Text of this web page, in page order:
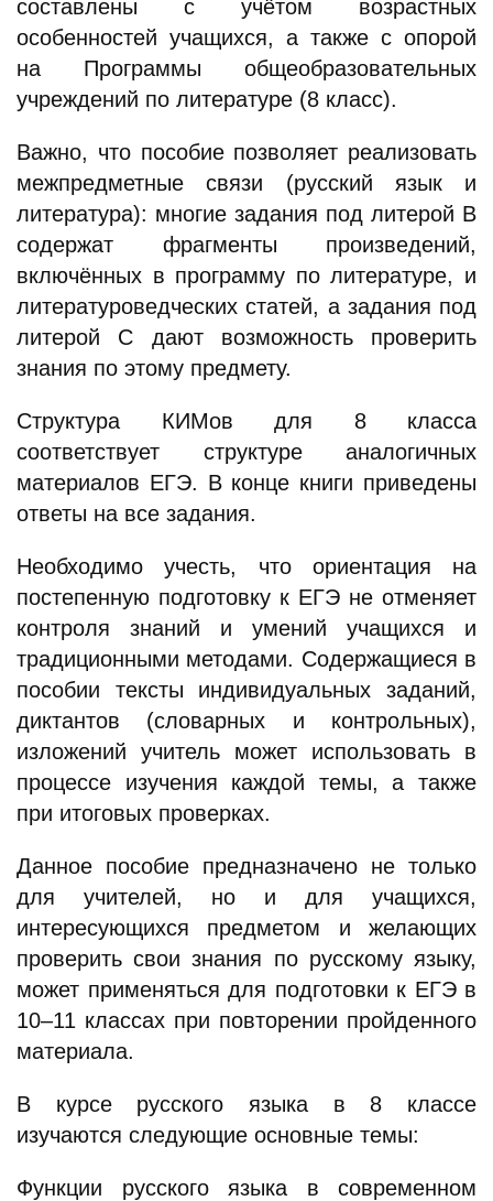
составлены с учётом возрастных
особенностей учащихся, а также с опорой
на Программы общеобразовательных
учреждений по литературе (8 класс).
Важно, что пособие позволяет реализовать
межпредметные связи (русский язык и
литература): многие задания под литерой В
содержат фрагменты произведений,
включённых в программу по литературе, и
литературоведческих статей, а задания под
литерой С дают возможность проверить
знания по этому предмету.
Структура КИМов для 8 класса
соответствует структуре аналогичных
материалов ЕГЭ. В конце книги приведены
ответы на все задания.
Необходимо учесть, что ориентация на
постепенную подготовку к ЕГЭ не отменяет
контроля знаний и умений учащихся и
традиционными методами. Содержащиеся в
пособии тексты индивидуальных заданий,
диктантов (словарных и контрольных),
изложений учитель может использовать в
процессе изучения каждой темы, а также
при итоговых проверках.
Данное пособие предназначено не только
для учителей, но и для учащихся,
интересующихся предметом и желающих
проверить свои знания по русскому языку,
может применяться для подготовки к ЕГЭ в
10–11 классах при повторении пройденного
материала.
В курсе русского языка в 8 классе
изучаются следующие основные темы:
Функции русского языка в современном